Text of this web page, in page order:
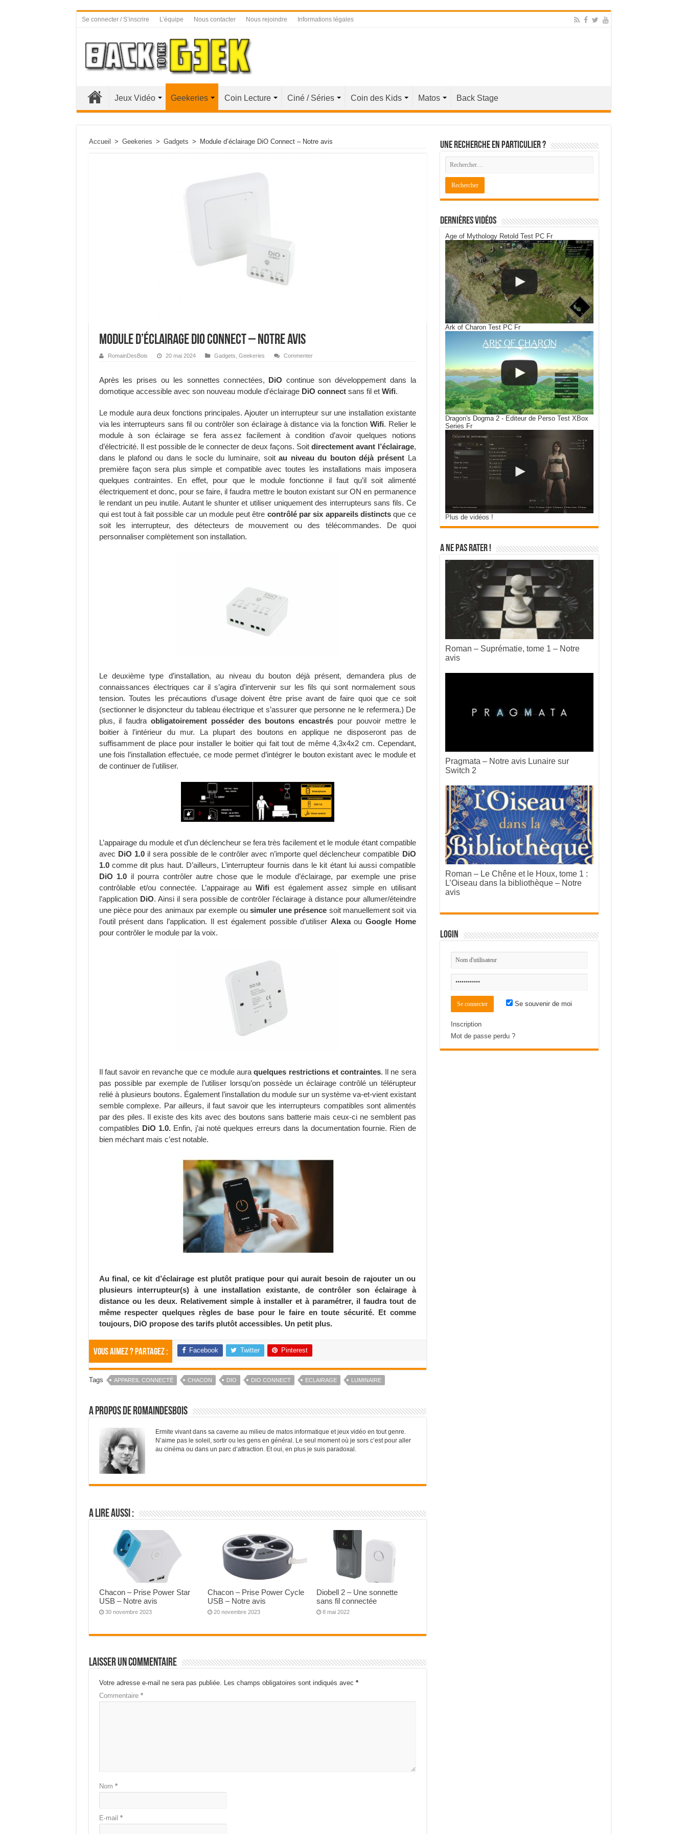
Se connecter / S’inscrire L’équipe Nous contacter Nous rejoindre Informations légales
Jeux Vidéo Geekeries Coin Lecture Ciné / Séries Coin des Kids Matos Back Stage
Accueil > Geekeries > Gadgets > Module d’éclairage DiO Connect – Notre avis
Module d’éclairage DiO Connect – Notre avis
RomainDesBois 20 mai 2024 Gadgets Geekeries Commenter
Après les prises ou les sonnettes connectées, DiOcontinue son développement dans la
domotique accessible avec son nouveau module d’éclairage DiO connectsans fil et Wifi.
Le module aura deux fonctions principales. Ajouter un interrupteur sur une installation existante
via les interrupteurs sans fil ou contrôler son éclairage à distance via la fonction Wifi. Relier le
module à son éclairage se fera assez facilement à condition d’avoir quelques notions
d’électricité. Il est possible de le connecter de deux façons. Soitdirectement avant l’éclairage,
dans le plafond ou dans le socle du luminaire, soitau niveau du bouton déjà présentLa
première façon sera plus simple et compatible avec toutes les installations mais imposera
quelques contraintes. En effet, pour que le module fonctionne il faut qu’il soit alimenté
électriquement et donc, pour se faire, il faudra mettre le bouton existant sur ON en permanence
le rendant un peu inutile. Autant le shunter et utiliser uniquement des interrupteurs sans fils. Ce
qui est tout à fait possible car un module peut être contrôlé par six appareils distinctsque ce
soit les interrupteur, des détecteurs de mouvement ou des télécommandes. De quoi
personnaliser complètement son installation.
Le deuxième type d’installation, au niveau du bouton déjà présent, demandera plus de
connaissances électriques car il s’agira d’intervenir sur les fils qui sont normalement sous
tension. Toutes les précautions d’usage doivent être prise avant de faire quoi que ce soit
(sectionner le disjoncteur du tableau électrique et s’assurer que personne ne le refermera.) De
plus, il faudra obligatoirement posséder des boutons encastrés pour pouvoir mettre le
boitier à l’intérieur du mur. La plupart des boutons en applique ne disposeront pas de
suffisamment de place pour installer le boitier qui fait tout de même 4,3x4x2 cm. Cependant,
une fois l’installation effectuée, ce mode permet d’intégrer le bouton existant avec le module et
de continuer de l’utiliser.
L’appairage du module et d’un déclencheur se fera très facilement et le module étant compatible
avec DiO 1.0il sera possible de le contrôler avec n’importe quel déclencheur compatible DiO
1.0comme dit plus haut. D’ailleurs, L’interrupteur fournis dans le kit étant lui aussi compatible
DiO 1.0 il pourra contrôler autre chose que le module d’éclairage, par exemple une prise
contrôlable et/ou connectée. L’appairage auWifi est également assez simple en utilisant
l’application DiO. Ainsi il sera possible de contrôler l’éclairage à distance pour allumer/éteindre
une pièce pour des animaux par exemple ou simuler une présence soit manuellement soit via
l’outil présent dans l’application. Il est également possible d’utiliser Alexaou Google Home
pour contrôler le module par la voix.
Il faut savoir en revanche que ce module auraquelques restrictions et contraintes. Il ne sera
pas possible par exemple de l’utiliser lorsqu’on possède un éclairage contrôlé un télérupteur
relié à plusieurs boutons. Également l’installation du module sur un système va-et-vient existant
semble complexe. Par ailleurs, il faut savoir que les interrupteurs compatibles sont alimentés
par des piles. Il existe des kits avec des boutons sans batterie mais ceux-ci ne semblent pas
compatibles DiO 1.0. Enfin, j’ai noté quelques erreurs dans la documentation fournie. Rien de
bien méchant mais c’est notable.
Au final, ce kit d’éclairage est plutôt pratique pour qui aurait besoin de rajouter un ou
plusieurs interrupteur(s) à une installation existante, de contrôler son éclairage à
distance ou les deux. Relativement simple à installer et à paramétrer, il faudra tout de
même respecter quelques règles de base pour le faire en toute sécurité. Et comme
toujours, DiO propose des tarifs plutôt accessibles. Un petit plus.
Vous aimez ? Partagez : Facebook Twitter Pinterest
Tags APPAREIL CONNECTÉ CHACON DIO DIO CONNECT ECLAIRAGE LUMINAIRE
A propos de RomainDesBois
Ermite vivant dans sa caverne au milieu de matos informatique et jeux vidéo en tout genre.
N’aime pas le soleil, sortir ou les gens en général. Le seul moment où je sors c’est pour aller
au cinéma ou dans un parc d’attraction. Et oui, en plus je suis paradoxal.
A lire aussi :
Chacon – Prise Power Star
USB – Notre avis
30 novembre 2023
Chacon – Prise Power Cycle
USB – Notre avis
20 novembre 2023
Diobell 2 – Une sonnette
sans fil connectée
8 mai 2022
Laisser un commentaire
Votre adresse e-mail ne sera pas publiée. Les champs obligatoires sont indiqués avec *
Commentaire *
Nom *
E-mail *
Une recherche en particulier ?
Dernières Vidéos
Age of Mythology Retold Test PC Fr
Ark of Charon Test PC Fr
Dragon's Dogma 2 - Editeur de Perso Test XBox
Series Fr
Plus de vidéos !
A ne pas rater !
Roman – Suprématie, tome 1 – Notre
avis
Pragmata – Notre avis Lunaire sur
Switch 2
Roman – Le Chêne et le Houx, tome 1 :
L’Oiseau dans la bibliothèque – Notre
avis
Login
Se souvenir de moi
Inscription
Mot de passe perdu ?